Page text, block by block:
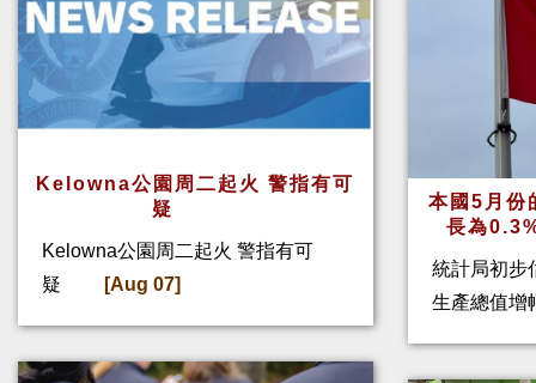
Kelowna公園周二起火 警指有可
疑
Kelowna公園周二起火 警指有可
疑
[Aug 07]
本國5月份
長為
統計局初步
生產總值增